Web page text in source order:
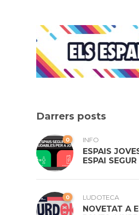
Darrers posts
0 INFO
ESPAIS
ESPAI SEGUR
0 LUDOTECA
NOVETAT A